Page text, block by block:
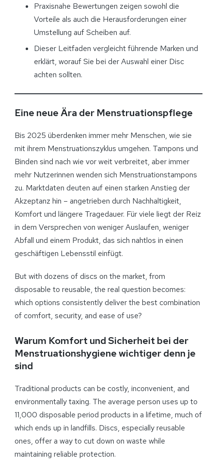
Praxisnahe Bewertungen zeigen sowohl die
Vorteile als auch die Herausforderungen einer
Umstellung auf Scheiben auf.
Dieser Leitfaden vergleicht führende Marken und
erklärt, worauf Sie bei der Auswahl einer Disc
achten sollten.
Eine neue Ära der Menstruationspflege
Bis 2025 überdenken immer mehr Menschen, wie sie
mit ihrem Menstruationszyklus umgehen. Tampons und
Binden sind nach wie vor weit verbreitet, aber immer
mehr Nutzerinnen wenden sich Menstruationstampons
zu. Marktdaten deuten auf einen starken Anstieg der
Akzeptanz hin – angetrieben durch Nachhaltigkeit,
Komfort und längere Tragedauer. Für viele liegt der Reiz
in dem Versprechen von weniger Auslaufen, weniger
Abfall und einem Produkt, das sich nahtlos in einen
geschäftigen Lebensstil einfügt.
But with dozens of discs on the market, from
disposable to reusable, the real question becomes:
which options consistently deliver the best combination
of comfort, security, and ease of use?
Warum Komfort und Sicherheit bei der
Menstruationshygiene wichtiger denn je
sind
Traditional products can be costly, inconvenient, and
environmentally taxing. The average person uses up to
11,000 disposable period products in a lifetime, much of
which ends up in landfills. Discs, especially reusable
ones, offer a way to cut down on waste while
maintaining reliable protection.